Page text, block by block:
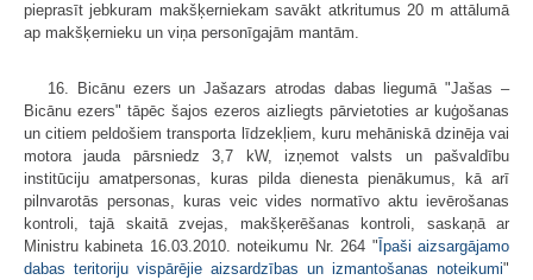
pieprasīt jebkuram makšķerniekam savākt atkritumus 20 m attālumā
ap makšķernieku un viņa personīgajām mantām.
16. Bicānu ezers un Jašazars atrodas dabas liegumā "Jašas –
Bicānu ezers" tāpēc šajos ezeros aizliegts pārvietoties ar kuģošanas
un citiem peldošiem transporta līdzekļiem, kuru mehāniskā dzinēja vai
motora jauda pārsniedz 3,7 kW, izņemot valsts un pašvaldību
institūciju amatpersonas, kuras pilda dienesta pienākumus, kā arī
pilnvarotās personas, kuras veic vides normatīvo aktu ievērošanas
kontroli, tajā skaitā zvejas, makšķerēšanas kontroli, saskaņā ar
Ministru kabineta 16.03.2010. noteikumu Nr. 264 " Īpaši aizsargājamo
dabas teritoriju vispārējie aizsardzības un izmantošanas noteikumi"